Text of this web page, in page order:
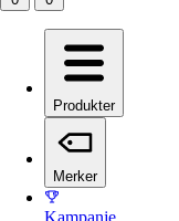
Produkter
Merker
Kampanje